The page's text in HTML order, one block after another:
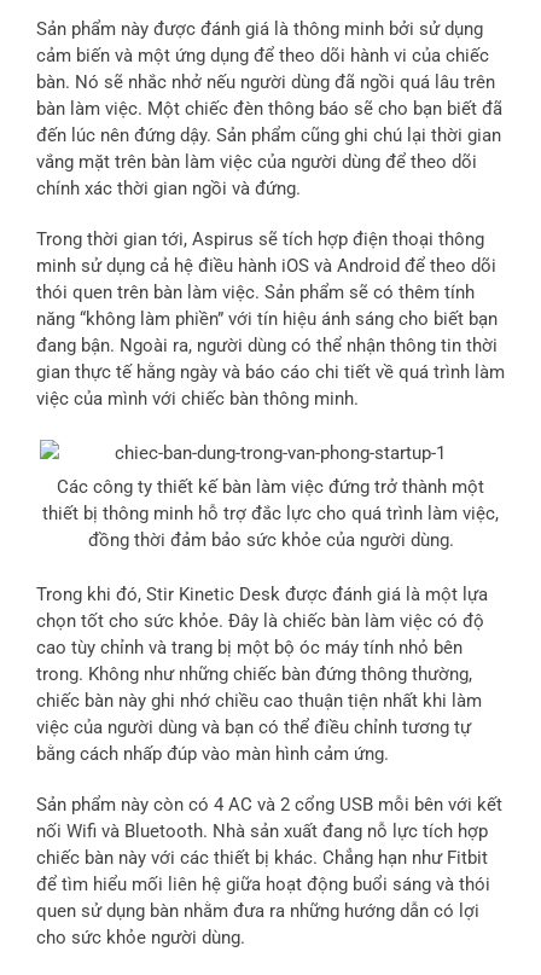
Sản phẩm này được đánh giá là thông minh bởi sử dụng
cảm biến và một ứng dụng để theo dõi hành vi của chiếc
bàn. Nó sẽ nhắc nhở nếu người dùng đã ngồi quá lâu trên
bàn làm việc. Một chiếc đèn thông báo sẽ cho bạn biết đã
đến lúc nên đứng dậy. Sản phẩm cũng ghi chú lại thời gian
vắng mặt trên bàn làm việc của người dùng để theo dõi
chính xác thời gian ngồi và đứng.
Trong thời gian tới, Aspirus sẽ tích hợp điện thoại thông
minh sử dụng cả hệ điều hành iOS và Android để theo dõi
thói quen trên bàn làm việc. Sản phẩm sẽ có thêm tính
năng “không làm phiền” với tín hiệu ánh sáng cho biết bạn
đang bận. Ngoài ra, người dùng có thể nhận thông tin thời
gian thực tế hằng ngày và báo cáo chi tiết về quá trình làm
việc của mình với chiếc bàn thông minh.
Các công ty thiết kế bàn làm việc đứng trở thành một
thiết bị thông minh hỗ trợ đắc lực cho quá trình làm việc,
đồng thời đảm bảo sức khỏe của người dùng.
Trong khi đó, Stir Kinetic Desk được đánh giá là một lựa
chọn tốt cho sức khỏe. Đây là chiếc bàn làm việc có độ
cao tùy chỉnh và trang bị một bộ óc máy tính nhỏ bên
trong. Không như những chiếc bàn đứng thông thường,
chiếc bàn này ghi nhớ chiều cao thuận tiện nhất khi làm
việc của người dùng và bạn có thể điều chỉnh tương tự
bằng cách nhấp đúp vào màn hình cảm ứng.
Sản phẩm này còn có 4 AC và 2 cổng USB mỗi bên với kết
nối Wifi và Bluetooth. Nhà sản xuất đang nỗ lực tích hợp
chiếc bàn này với các thiết bị khác. Chẳng hạn như Fitbit
để tìm hiểu mối liên hệ giữa hoạt động buổi sáng và thói
quen sử dụng bàn nhằm đưa ra những hướng dẫn có lợi
cho sức khỏe người dùng.